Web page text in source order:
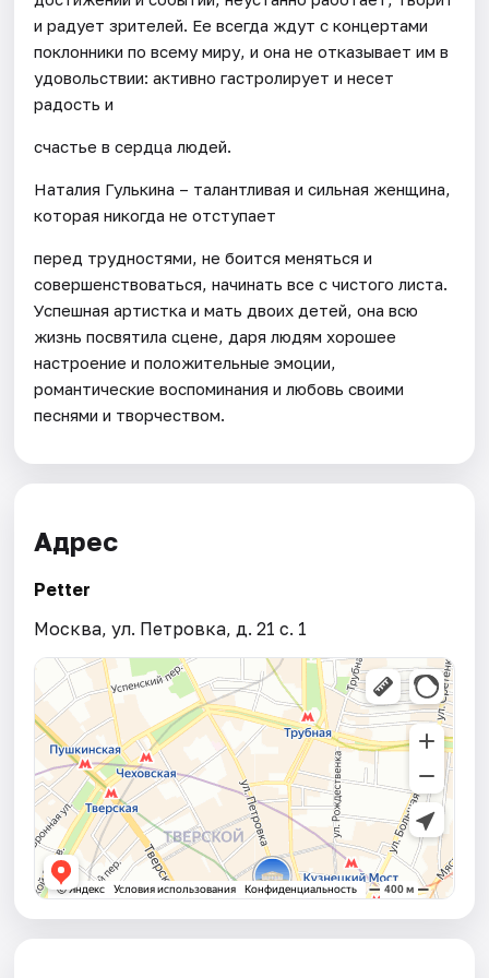
и радует зрителей. Ее всегда ждут с концертами
поклонники по всему миру, и она не отказывает им в
удовольствии: активно гастролирует и несет
радость и
счастье в сердца людей.
Наталия Гулькина – талантливая и сильная женщина,
которая никогда не отступает
перед трудностями, не боится меняться и
совершенствоваться, начинать все с чистого листа.
Успешная артистка и мать двоих детей, она всю
жизнь посвятила сцене, даря людям хорошее
настроение и положительные эмоции,
романтические воспоминания и любовь своими
песнями и творчеством.
Адрес
Petter
Москва, ул. Петровка, д. 21 с. 1